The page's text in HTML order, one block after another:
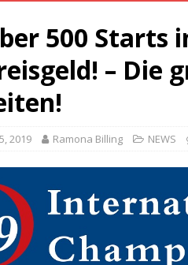
500 Starts
– Die
2019 Ramona Billing NEWS